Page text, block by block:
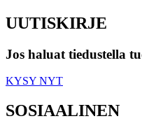
UUTISKIRJE
Jos haluat tiedustella
KYSY NYT
SOSIAALINEN